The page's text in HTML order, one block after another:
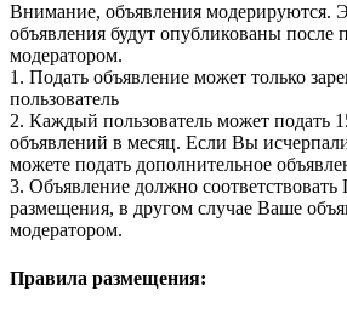
Внимание, объявления модерируются.
объявления будут опубликованы после
модератором.
1. Подать объявление может только
пользователь
2. Каждый пользователь может подать
объявлений в месяц. Если Вы
можете подать дополнительное
3. Объявление должно
размещения, в другом случае Ваше
модератором.
Правила размещения: